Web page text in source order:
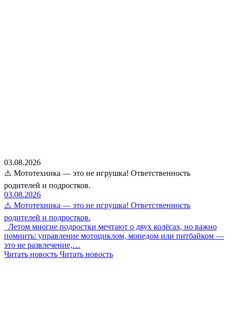
03.08.2026
⚠️ Мототехника — это не игрушка! Ответственность
родителей и подростков.
03.08.2026
⚠️ Мототехника — это не игрушка! Ответственность
родителей и подростков.
Летом многие подростки мечтают о двух колёсах, но важно
помнить: управление мотоциклом, мопедом или питбайком —
это не развлечение,…
Читать новость Читать новость